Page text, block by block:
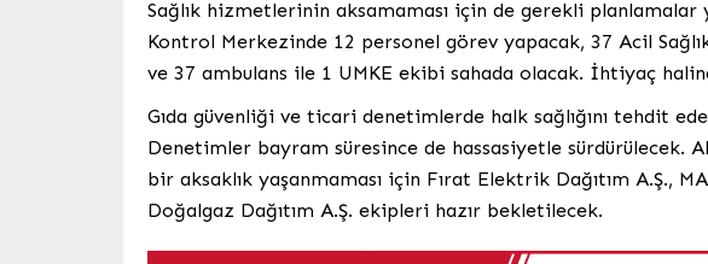
Sağlık hizmetlerinin aksamaması için de gerekli planlamalar
Kontrol Merkezinde 12 personel görev yapacak, 37 Acil
ve 37 ambulans ile 1 UMKE ekibi sahada olacak. İhtiyaç
Gıda güvenliği ve ticari denetimlerde halk sağlığını tehdit
Denetimler bayram süresince de hassasiyetle sürdürülecek.
bir aksaklık yaşanmaması için Fırat Elektrik Dağıtım A.Ş.,
Doğalgaz Dağıtım A.Ş. ekipleri hazır bekletilecek.